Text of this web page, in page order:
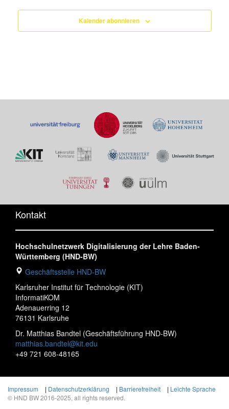
Kalender abonnieren
Kontakt
Hochschulnetzwerk Digitalisierung der Lehre Baden-
Württemberg (HND-BW)
Geschäftsstelle HND-BW
Karlsruher Institut für Technologie (KIT)
InformatiKOM
Adenauerring 12
76131 Karlsruhe
Dr. Matthias Bandtel (Geschäftsführung HND-BW)
matthias.bandtel@kit.edu
+49 721 608-48165
Impressum | Datenschutzerklärung | Barrierefreiheit | Leichte Sprache
© HND BW 2016-2025, all rights reserved.